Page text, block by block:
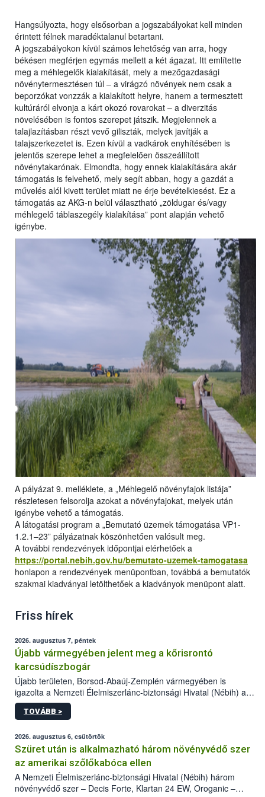
Hangsúlyozta, hogy elsősorban a jogszabályokat kell minden
érintett félnek maradéktalanul betartani.
A jogszabályokon kívül számos lehetőség van arra, hogy
békésen megférjen egymás mellett a két ágazat. Itt említette
meg a méhlegelők kialakítását, mely a mezőgazdasági
növénytermesztésen túl – a virágzó növények nem csak a
beporzókat vonzzák a kialakított helyre, hanem a termesztett
kultúráról elvonja a kárt okozó rovarokat – a diverzitás
növelésében is fontos szerepet játszik. Megjelennek a
talajlazításban részt vevő giliszták, melyek javítják a
talajszerkezetet is. Ezen kívül a vadkárok enyhítésében is
jelentős szerepe lehet a megfelelően összeállított
növénytakarónak. Elmondta, hogy ennek kialakítására akár
támogatás is felvehető, mely segít abban, hogy a gazdát a
művelés alól kivett terület miatt ne érje bevételkiesést. Ez a
támogatás az AKG-n belül választható „zöldugar és/vagy
méhlegelő táblaszegély kialakítása” pont alapján vehető
igénybe.
A pályázat 9. melléklete, a „Méhlegelő növényfajok listája”
részletesen felsorolja azokat a növényfajokat, melyek után
igénybe vehető a támogatás.
A látogatási program a „Bemutató üzemek támogatása VP1-
1.2.1–23” pályázatnak köszönhetően valósult meg.
A további rendezvények időpontjai elérhetőek a
https://portal.nebih.gov.hu/bemutato-uzemek-tamogatasa
honlapon a rendezvények menüpontban, továbbá a bemutatók
szakmai kiadványai letölthetőek a kiadványok menüpont alatt.
Friss hírek
2026. augusztus 7, péntek
Újabb vármegyében jelent meg a kőrisrontó
karcsúdíszbogár
Újabb területen, Borsod-Abaúj-Zemplén vármegyében is
igazolta a Nemzeti Élelmiszerlánc-biztonsági Hivatal (Nébih) a
kőrisrontó karcsúdíszbogár (Agrilus planipennis) jelenlétét. A
kártevőt nem csak színcsapdában találták meg, de már fertőzött
az intenzív felderítést, emellett az intézkedéseket a szlovák
hatósággal is összehangolják a terjedés megállítása érdekében.
TOVÁBB >
2026. augusztus 6, csütörtök
Szüret után is alkalmazható három növényvédő szer
az amerikai szőlőkabóca ellen
A Nemzeti Élelmiszerlánc-biztonsági Hivatal (Nébih) három
növényvédő szer – Decis Forte, Klartan 24 EW, Oroganic –